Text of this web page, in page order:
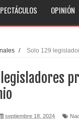
nuevas autoridades
queda en libertad
impulsan nuevas metas
del expresidente Evo
parte del territorio
en masa para entrar a
OPINIÓN
/ Solo 129
legisladores
septiembre 18, 2024